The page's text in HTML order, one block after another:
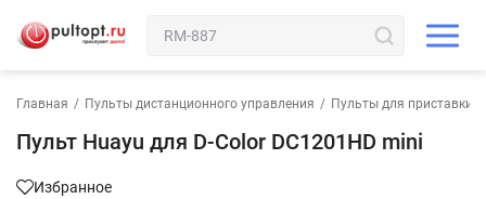
Главная / Пульты дистанционного управления / Пульты для приставки
Пульт Huayu для D-Color DC1201HD mini
Избранное